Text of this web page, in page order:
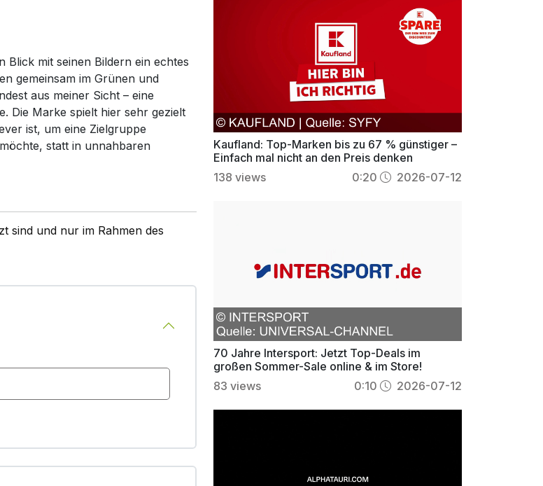
Blick mit seinen Bildern ein echtes
gemeinsam im Grünen und
aus meiner Sicht – eine
Die Marke spielt hier sehr gezielt
ist, um eine Zielgruppe
statt in unnahbaren
sind und nur im Rahmen des
Kaufland: Top-Marken bis zu 67 % günstiger –
Einfach mal nicht an den Preis denken
138 views 0:20 2026-07-12
70 Jahre Intersport: Jetzt Top-Deals im
großen Sommer-Sale online & im Store!
83 views 0:10 2026-07-12